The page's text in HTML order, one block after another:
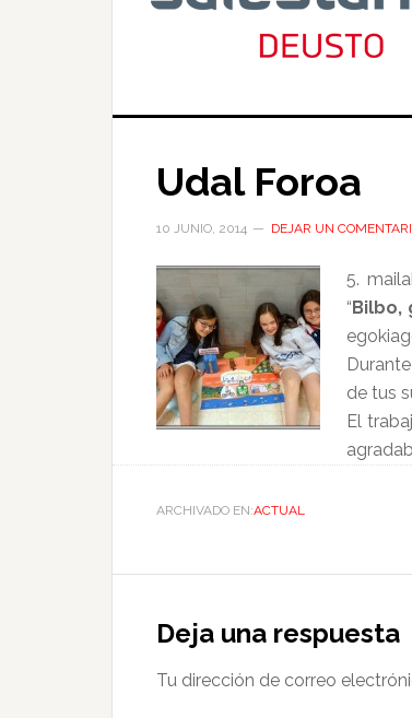
Udal Foroa
10 JUNIO, 2014 DEJAR UN
5.
“Bilbo,
de tus
El
ARCHIVADO EN:ACTUAL
Deja una respuesta
Tu dirección de correo